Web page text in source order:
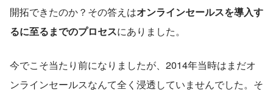
開拓できたのか？その答えはオンラインセールスを導入す
るに至るまでのプロセスにありました。
今でこそ当たり前になりましたが、2014年当時はまだオ
ンラインセールスなんて全く浸透していませんでした。そ